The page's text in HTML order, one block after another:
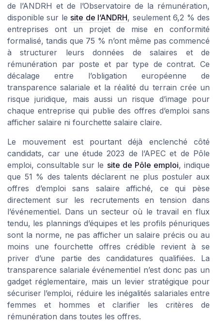
de l’ANDRH et de l’Observatoire de la rémunération,
disponible sur le site de l’ANDRH, seulement 6,2 % des
entreprises ont un projet de mise en conformité
formalisé, tandis que 75 % n’ont même pas commencé
à structurer leurs données de salaires et de
rémunération par poste et par type de contrat. Ce
décalage entre l’obligation européenne de
transparence salariale et la réalité du terrain crée un
risque juridique, mais aussi un risque d’image pour
chaque entreprise qui publie des offres d’emploi sans
afficher salaire ni fourchette salaire claire.
Le mouvement est pourtant déjà enclenché côté
candidats, car une étude 2023 de l’APEC et de Pôle
emploi, consultable sur le site de Pôle emploi, indique
que 51 % des talents déclarent ne plus postuler aux
offres d’emploi sans salaire affiché, ce qui pèse
directement sur les recrutements en tension dans
l’événementiel. Dans un secteur où le travail en flux
tendu, les plannings d’équipes et les profils pénuriques
sont la norme, ne pas afficher un salaire précis ou au
moins une fourchette offres crédible revient à se
priver d’une partie des candidatures qualifiées. La
transparence salariale événementiel n’est donc pas un
gadget réglementaire, mais un levier stratégique pour
sécuriser l’emploi, réduire les inégalités salariales entre
femmes et hommes et clarifier les critères de
rémunération dans toutes les offres.